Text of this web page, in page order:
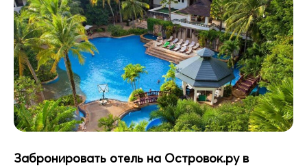
Забронировать отель на Островок.ру в